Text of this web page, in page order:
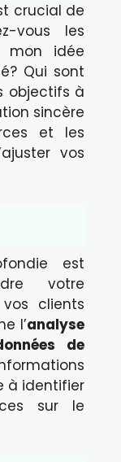
crucial de
vous les
mon idée
Qui sont
objectifs à
sincère
et les
vos
est
votre
clients
l’analyse
de
à identifier
sur le